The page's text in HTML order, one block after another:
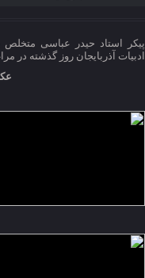
پیکر استاد حیدر عباسی
ادبیات آذربایجان روز گذشته در